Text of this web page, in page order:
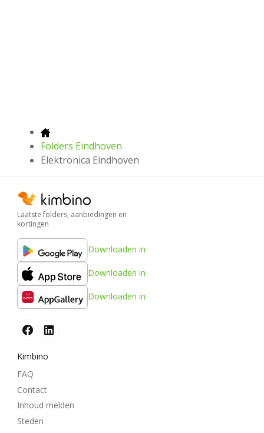
Folders Eindhoven
Elektronica Eindhoven
Laatste folders, aanbiedingen en
kortingen
Downloaden in
Downloaden in
Downloaden in
Kimbino
FAQ
Contact
Inhoud melden
Steden